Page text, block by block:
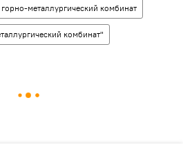
металлургический комбинат
комбинат"